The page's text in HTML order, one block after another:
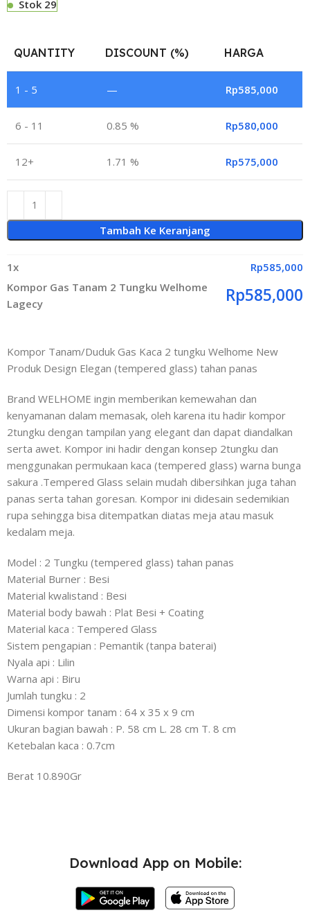
Stok 29
QUANTITY DISCOUNT (%) HARGA
1 - 5 — Rp585,000
6 - 11 0.85 % Rp580,000
12+ 1.71 % Rp575,000
Tambah Ke Keranjang
1x Rp585,000
Kompor Gas Tanam 2 Tungku Welhome
Lagecy
Rp585,000
Kompor Tanam/Duduk Gas Kaca 2 tungku Welhome New
Produk Design Elegan (tempered glass) tahan panas
Brand WELHOME ingin memberikan kemewahan dan
kenyamanan dalam memasak, oleh karena itu hadir kompor
2tungku dengan tampilan yang elegant dan dapat diandalkan
serta awet. Kompor ini hadir dengan konsep 2tungku dan
menggunakan permukaan kaca (tempered glass) warna bunga
sakura .Tempered Glass selain mudah dibersihkan juga tahan
panas serta tahan goresan. Kompor ini didesain sedemikian
rupa sehingga bisa ditempatkan diatas meja atau masuk
kedalam meja.
Model : 2 Tungku (tempered glass) tahan panas
Material Burner : Besi
Material kwalistand : Besi
Material body bawah : Plat Besi + Coating
Material kaca : Tempered Glass
Sistem pengapian : Pemantik (tanpa baterai)
Nyala api : Lilin
Warna api : Biru
Jumlah tungku : 2
Dimensi kompor tanam : 64 x 35 x 9 cm
Ukuran bagian bawah : P. 58 cm L. 28 cm T. 8 cm
Ketebalan kaca : 0.7cm
Berat 10.890Gr
Download App on Mobile: